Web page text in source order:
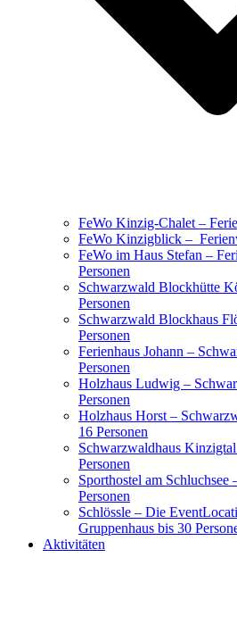
FeWo Kinzig-Chalet –
FeWo Kinzigblick –
FeWo im Haus Stefan –
Personen
Schwarzwald Blockhütte
Personen
Schwarzwald Blockhaus
Personen
Ferienhaus Johann –
Personen
Holzhaus Ludwig –
Personen
Holzhaus Horst –
16 Personen
Schwarzwaldhaus
Personen
Sporthostel am Schluchsee
Personen
Schlössle – Die
Gruppenhaus bis 30
Aktivitäten